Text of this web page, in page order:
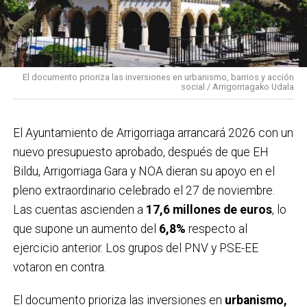
El documento prioriza las inversiones en urbanismo, barrios y acción
social / Arrigorriagako Udala
El Ayuntamiento de Arrigorriaga arrancará 2026 con un
nuevo presupuesto aprobado, después de que EH
Bildu, Arrigorriaga Gara y NOA dieran su apoyo en el
pleno extraordinario celebrado el 27 de noviembre.
Las cuentas ascienden a 17,6 millones de euros, lo
que supone un aumento del 6,8% respecto al
ejercicio anterior. Los grupos del PNV y PSE-EE
votaron en contra.
El documento prioriza las inversiones en urbanismo,